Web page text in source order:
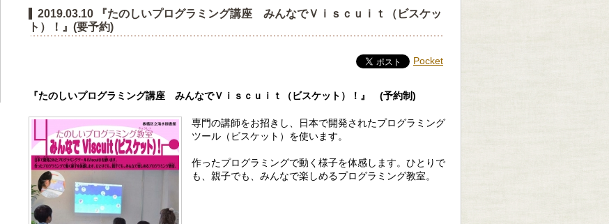
2019.03.10 『たのしいプログラミング講座 みんなでＶｉｓｃｕｉｔ（ビスケッ
ト）！』(要予約)
Pocket
『たのしいプログラミング講座 みんなでＶｉｓｃｕｉｔ（ビスケット）！』 (予約制)
専門の講師をお招きし、日本で開発されたプログラミング
ツール（ビスケット）を使います。
作ったプログラミングで動く様子を体感します。ひとりで
も、親子でも、みんなで楽しめるプログラミング教室。